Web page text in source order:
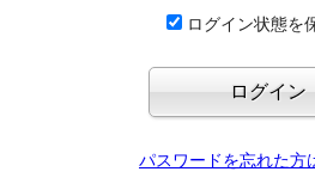
ログイン状態を
パスワードを忘れた方